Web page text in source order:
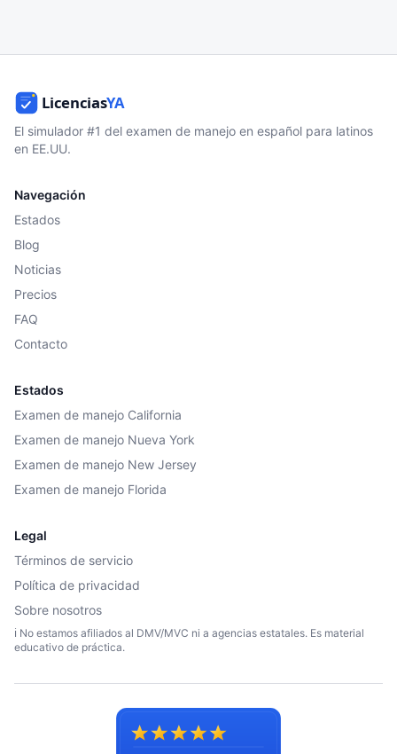
El simulador #1 del examen de manejo en español para latinos
en EE.UU.
Navegación
Estados
Blog
Noticias
Precios
FAQ
Contacto
Estados
Examen de manejo California
Examen de manejo Nueva York
Examen de manejo New Jersey
Examen de manejo Florida
Legal
Términos de servicio
Política de privacidad
Sobre nosotros
ℹ️ No estamos afiliados al DMV/MVC ni a agencias estatales. Es material
educativo de práctica.